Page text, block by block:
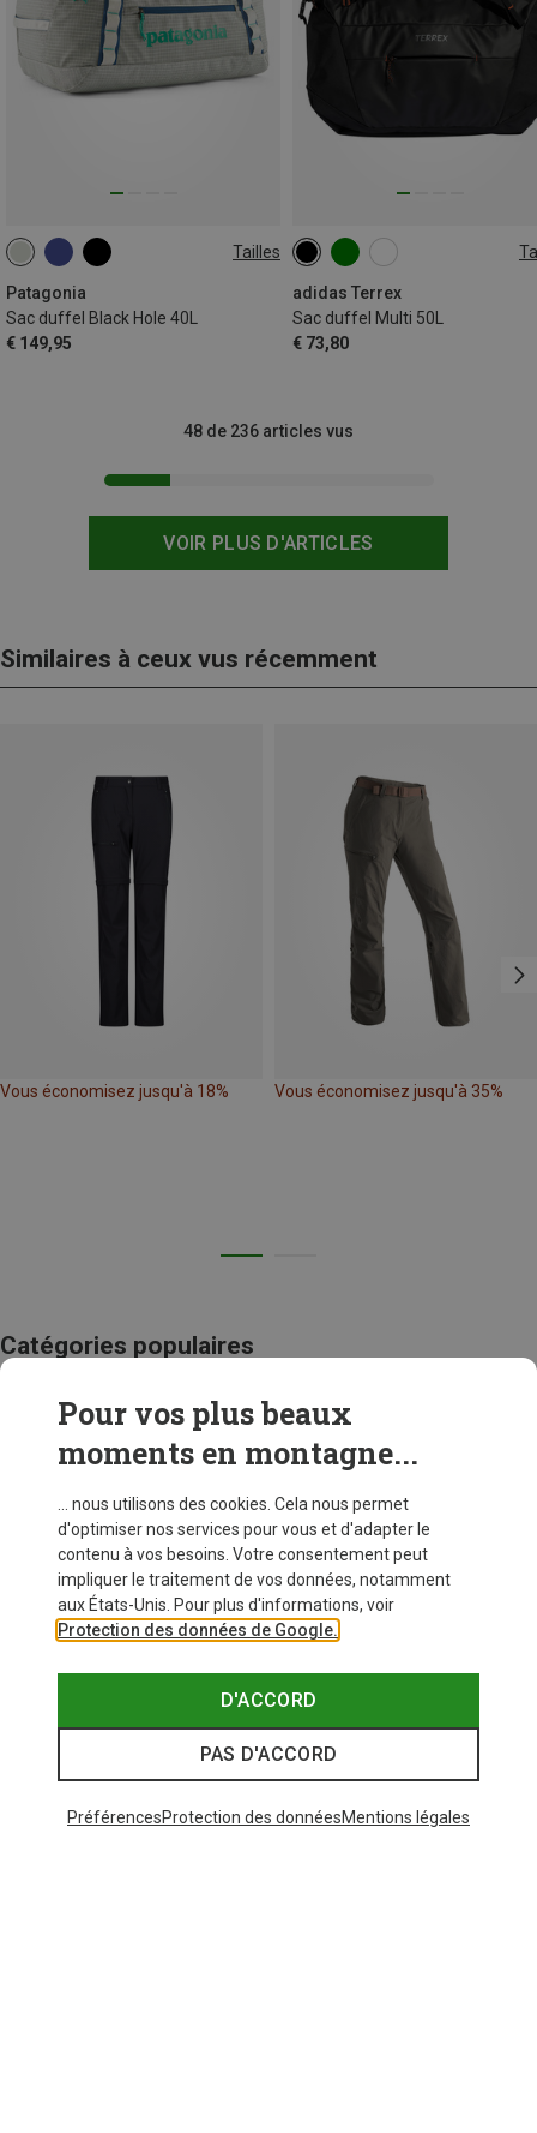
Tailles
Patagonia
Sac duffel Black Hole 40L
€ 149,95
40L
adidas Terrex
Sac duffel Multi 50L
€ 73,80
50L
VOIR PLUS D'ARTICLES
48 de 236 articles vus
Similaires à ceux vus récemment
Vous économisez jusqu'à 18% Vous économisez jusqu'à 35%
Catégories populaires
SACS À DOS VOYAGE
Pour vos plus beaux
moments en montagne...
... nous utilisons des cookies. Cela nous permet
d'optimiser nos services pour vous et d'adapter le
contenu à vos besoins. Votre consentement peut
impliquer le traitement de vos données, notamment
aux États-Unis. Pour plus d'informations, voir
Protection des données de Google.
D'ACCORD
PAS D'ACCORD
PréférencesProtection des donnéesMentions légales